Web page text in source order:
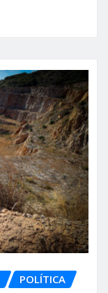
POLÍTICA